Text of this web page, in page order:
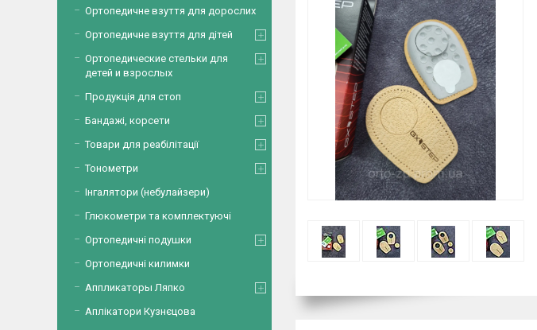
Ортопедичне взуття для дорослих
Ортопедичне взуття для дітей
Ортопедические стельки для
детей и взрослых
Продукція для стоп
Бандажі, корсети
Товари для реабілітації
Тонометри
Інгалятори (небулайзери)
Глюкометри та комплектуючі
Ортопедичні подушки
Ортопедичні килимки
Аппликаторы Ляпко
Аплікатори Кузнєцова